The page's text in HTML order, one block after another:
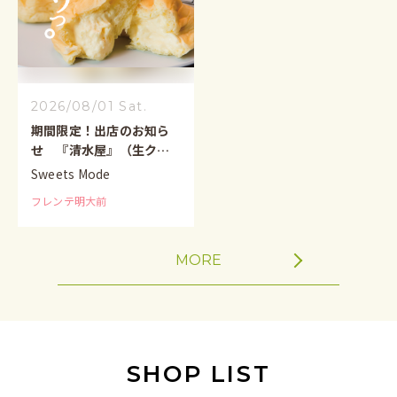
2026/08/01 Sat.
期間限定！出店のお知ら
せ 『清水屋』（生クリ
ームパン）
Sweets Mode
フレンテ明大前
MORE
SHOP LIST